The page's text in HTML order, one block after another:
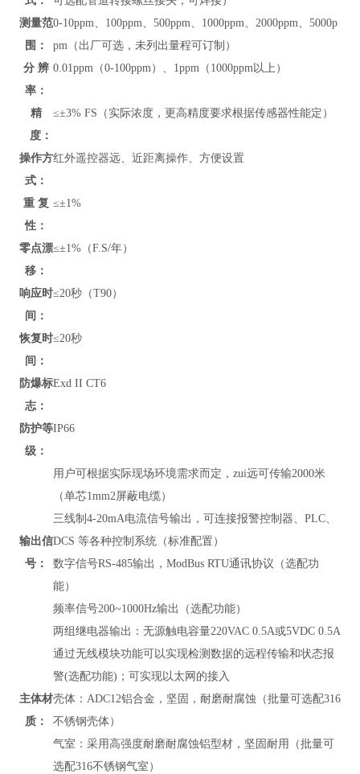
测量范
围：
0-10ppm、100ppm、500ppm、1000ppm、2000ppm、5000p
pm（出厂可选，未列出量程可订制）
分 辨
率：
0.01ppm（0-100ppm）、1ppm（1000ppm以上）
精
度：
≤±3% FS（实际浓度，更高精度要求根据传感器性能定）
操作方
式：
红外遥控器远、近距离操作、方便设置
重 复
性：
≤±1%
零点漂
移：
≤±1%（F.S/年）
响应时
间：
≤20秒（T90）
恢复时
间：
≤20秒
防爆标
志：
Exd II CT6
防护等
级：
IP66
输出信
号：
用户可根据实际现场环境需求而定，zui远可传输2000米
（单芯1mm2屏蔽电缆）
三线制4-20mA电流信号输出，可连接报警控制器、PLC、
DCS 等各种控制系统（标准配置）
数字信号RS-485输出， ModBus RTU通讯协议 （选配功
能）
频率信号200~1000Hz输出（选配功能）
两组继电器输出：无源触电容量220VAC 0.5A或5VDC 0.5A
通过无线模块功能可以实现检测数据的远程传输和状态报
警(选配功能)；可实现以太网的接入
主体材
质：
壳体：ADC12铝合金，坚固，耐磨耐腐蚀（批量可选配316
不锈钢壳体）
气室：采用高强度耐磨耐腐蚀铝型材，坚固耐用（批量可
选配316不锈钢气室）